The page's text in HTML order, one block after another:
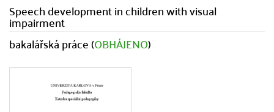
Speech development in children with visual
impairment
bakalářská práce (OBHÁJENO)